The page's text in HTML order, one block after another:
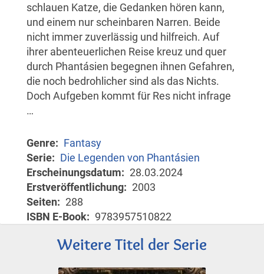
schlauen Katze, die Gedanken hören kann,
und einem nur scheinbaren Narren. Beide
nicht immer zuverlässig und hilfreich. Auf
ihrer abenteuerlichen Reise kreuz und quer
durch Phantásien begegnen ihnen Gefahren,
die noch bedrohlicher sind als das Nichts.
Doch Aufgeben kommt für Res nicht infrage
…
Genre
Fantasy
Serie
Die Legenden von Phantásien
Erscheinungsdatum
28.03.2024
Erstveröffentlichung
2003
Seiten
288
ISBN E-Book
9783957510822
Weitere Titel der Serie